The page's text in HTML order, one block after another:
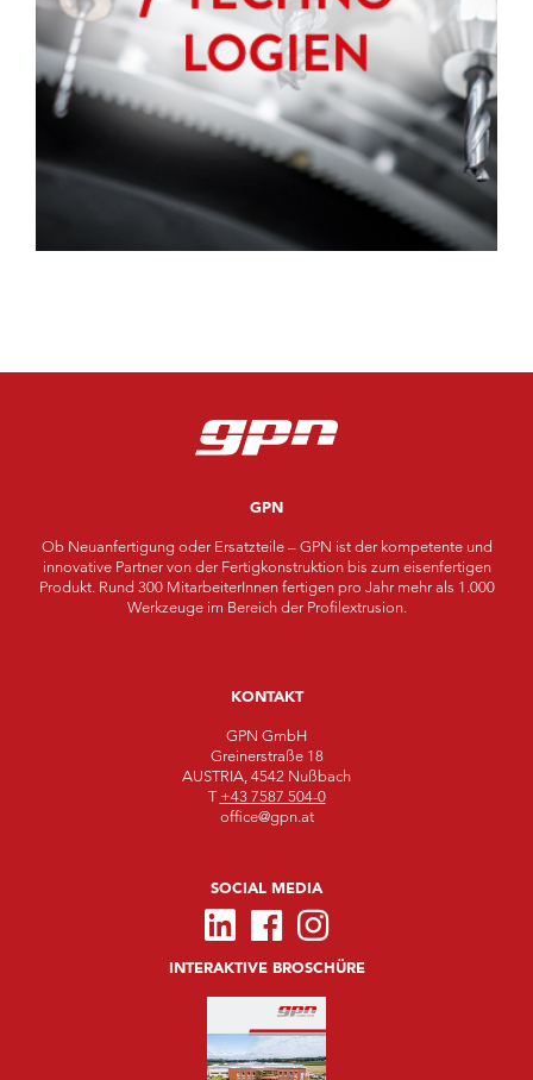
GPN
Ob Neuanfertigung oder Ersatzteile – GPN ist der kompetente und
innovative Partner von der Fertigkonstruktion bis zum eisenfertigen
Produkt. Rund 300 MitarbeiterInnen fertigen pro Jahr mehr als 1.000
Werkzeuge im Bereich der Profilextrusion.
KONTAKT
GPN GmbH
Greinerstraße 18
AUSTRIA, 4542 Nußbach
T+43 7587 504-0
office@gpn.at
SOCIAL MEDIA
INTERAKTIVE BROSCHÜRE